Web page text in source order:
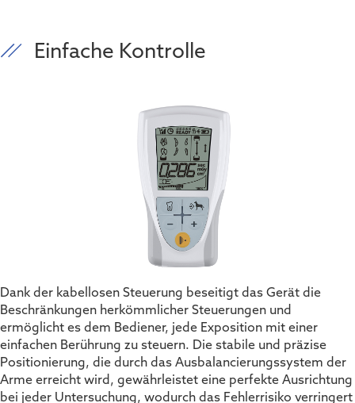
Einfache Kontrolle
Dank der kabellosen Steuerung beseitigt das Gerät die
Beschränkungen herkömmlicher Steuerungen und
ermöglicht es dem Bediener, jede Exposition mit einer
einfachen Berührung zu steuern. Die stabile und präzise
Positionierung, die durch das Ausbalancierungssystem der
Arme erreicht wird, gewährleistet eine perfekte Ausrichtung
bei jeder Untersuchung, wodurch das Fehlerrisiko verringert